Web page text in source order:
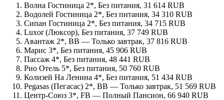
Волна Гостиница 2*, Без питания, 31 614 RUB
Водолей Гостиница 2*, Без питания, 34 310 RUB
Сипан Гостиница 2*, Без питания, 34 715 RUB
Luxor (Люксор), Без питания, 37 749 RUB
Авантаж 2*, BB — Только завтрак, 37 816 RUB
Марис 3*, Без питания, 45 906 RUB
Пассаж 4*, Без питания, 48 441 RUB
Рио Отель 5*, Без питания, 50 760 RUB
Колизей На Ленина 4*, Без питания, 51 434 RUB
Pegasas (Пегасас) 2*, BB — Только завтрак, 51 569 RUB
Центр-Союз 3*, FB — Полный Пансион, 66 940 RUB